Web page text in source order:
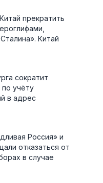
прекратить
Китай
сократит
учёту
в адрес
Россия» и
отказаться от
в случае